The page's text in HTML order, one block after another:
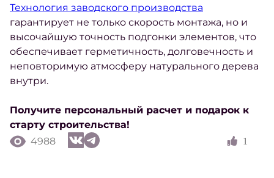
Технология заводского производства
гарантирует не только скорость монтажа, но и
высочайшую точность подгонки элементов, что
обеспечивает герметичность, долговечность и
неповторимую атмосферу натурального дерева
внутри.
Получите персональный расчет и подарок к
старту строительства!
4988
1